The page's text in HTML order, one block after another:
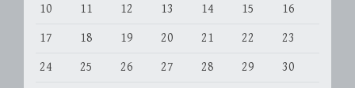
10
11 12 13 14 15
16
17
18 19 20 21 22
23
24
25 26 27 28 29 30